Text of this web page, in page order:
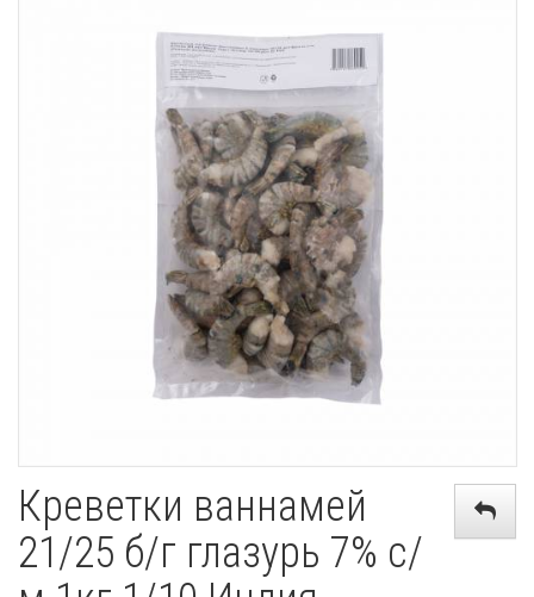
Креветки ваннамей
21/25 б/г глазурь 7% с/